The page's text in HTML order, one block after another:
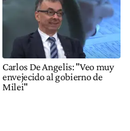
Carlos De Angelis: "Veo muy
envejecido al gobierno de
Milei"